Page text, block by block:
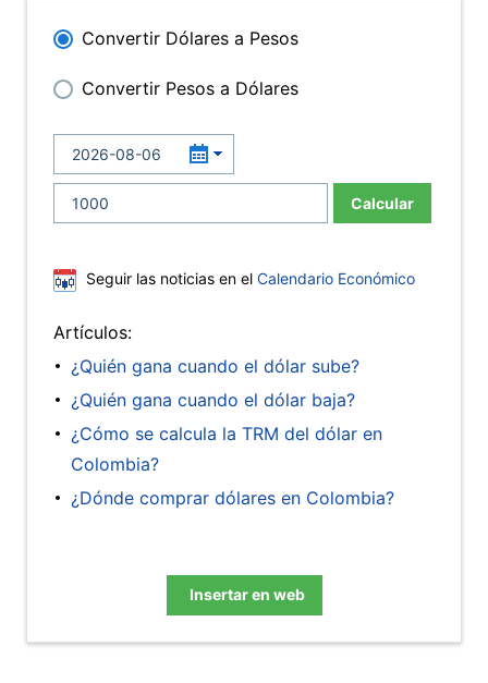
Convertir Dólares a Pesos
Convertir Pesos a Dólares
Calcular
Seguir las noticias en el Calendario Económico
Artículos:
¿Quién gana cuando el dólar sube?
¿Quién gana cuando el dólar baja?
¿Cómo se calcula la TRM del dólar en
Colombia?
¿Dónde comprar dólares en Colombia?
Insertar en web